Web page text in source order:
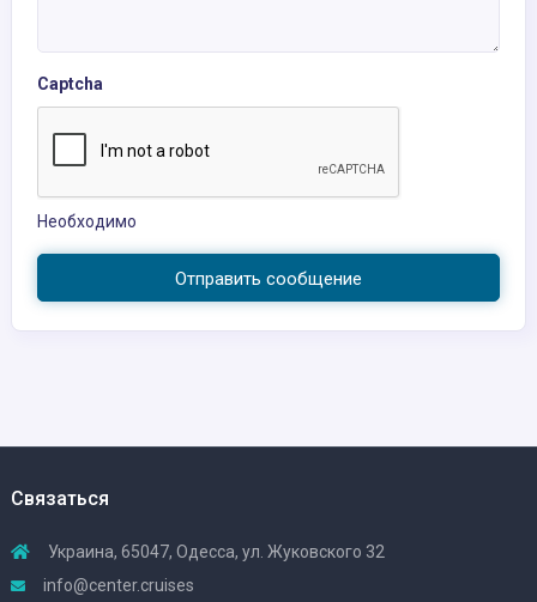
Captcha
Необходимо
Отправить сообщение
Связаться
Украина, 65047, Одесса, ул. Жуковского 32
info@center.cruises